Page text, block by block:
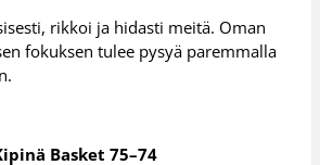
rikkoi ja hidasti meitä. Oman
fokuksen tulee pysyä paremmalla
Basket 75–74